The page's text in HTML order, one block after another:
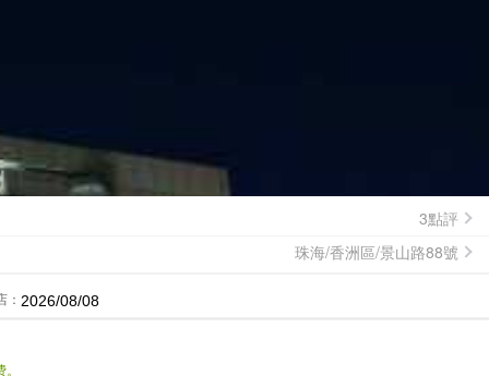
3點評
珠海/香洲區/景山路88號
：